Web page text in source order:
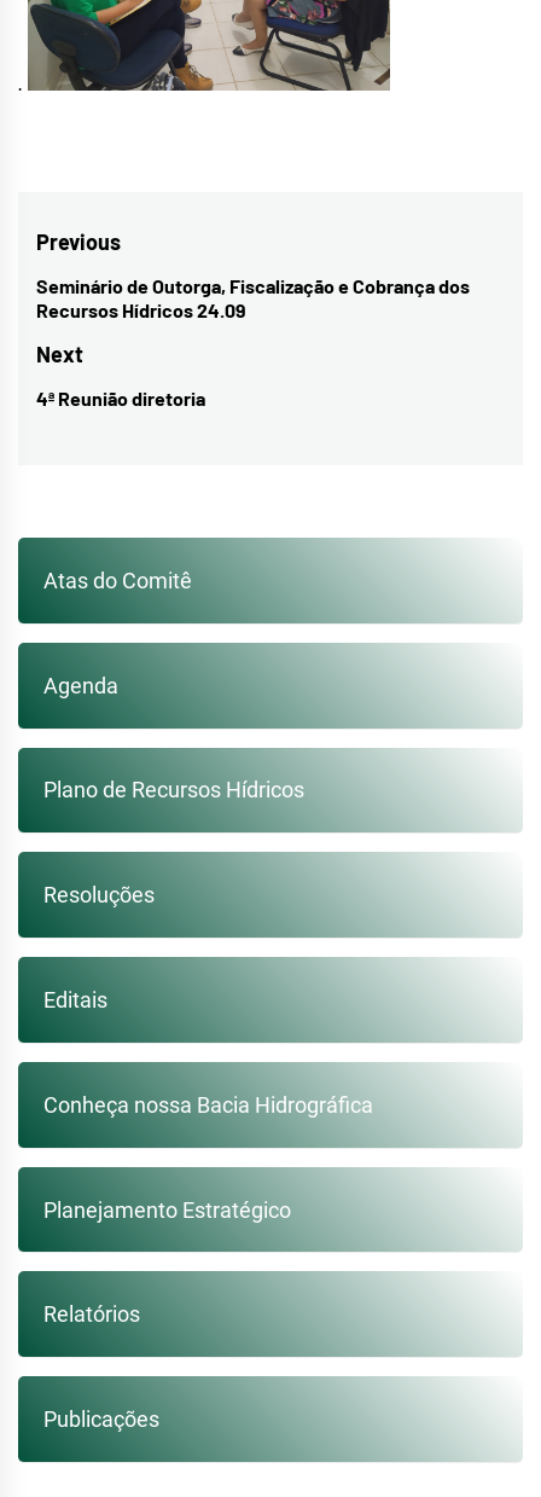
.
Navegação
de
Previous
Previous
post:
Seminário de Outorga, Fiscalização e Cobrança dos
Recursos Hídricos 24.09
Next
Next
4ª Reunião diretoria
Atas do Comitê
Agenda
Plano de Recursos Hídricos
Resoluções
Editais
Conheça nossa Bacia Hidrográfica
Planejamento Estratégico
Relatórios
Publicações